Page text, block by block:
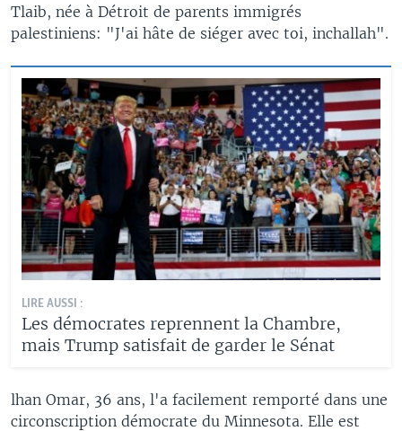
Tlaib, née à Détroit de parents immigrés
palestiniens: "J'ai hâte de siéger avec toi, inchallah".
LIRE AUSSI :
Les démocrates reprennent la Chambre,
mais Trump satisfait de garder le Sénat
lhan Omar, 36 ans, l'a facilement remporté dans une
circonscription démocrate du Minnesota. Elle est